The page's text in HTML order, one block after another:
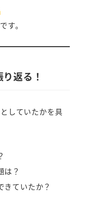
す。
返る！
していたかを具
は？
きていたか？